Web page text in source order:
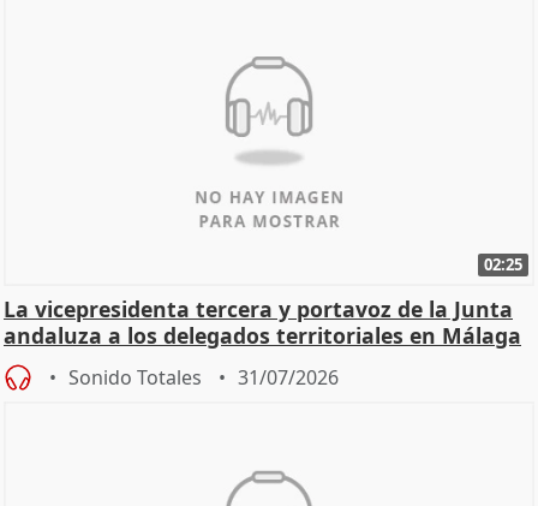
02:25
La vicepresidenta tercera y portavoz de la Junta
andaluza a los delegados territoriales en Málaga
Sonido Totales 31/07/2026